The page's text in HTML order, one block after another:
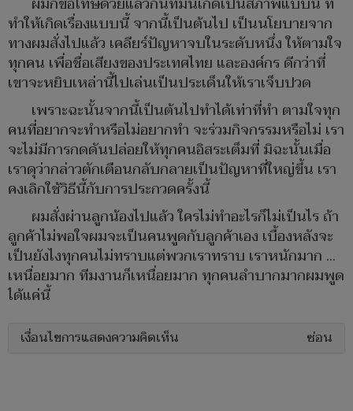
ทำให้เกิดเรื่องแบบนี้ จากนี้เป็นต้นไป เป็นนโยบายจาก
ทางผมสั่งไปแล้ว เคลียร์ปัญหาจบในระดับหนึ่ง ให้ตามใจ
ทุกคน เพื่อชื่อเสียงของประเทศไทย และองค์กร ดีกว่าที่
เขาจะหยิบเหล่านี้ไปเล่นเป็นประเด็นให้เราเจ็บปวด
เพราะฉะนั้นจากนี้เป็นต้นไปทำได้เท่าที่ทำ ตามใจทุก
คนที่อยากจะทำหรือไม่อยากทำ จะร่วมกิจกรรมหรือไม่ เรา
จะไม่มีการกดดันปล่อยให้ทุกคนอิสระเต็มที่ มิฉะนั้นเมื่อ
เราดุว่ากล่าวตักเตือนกลับกลายเป็นปัญหาที่ใหญ่ขึ้น เรา
คงเลิกใช้วิธีนี้กับการประกวดครั้งนี้
ผมสั่งผ่านลูกน้องไปแล้ว ใครไม่ทำอะไรก็ไม่เป็นไร ถ้า
ลูกค้าไม่พอใจผมจะเป็นคนพูดกับลูกค้าเอง เบื้องหลังจะ
เป็นยังไงทุกคนไม่ทราบแต่พวกเราทราบ เราหนักมาก …
เหนื่อยมาก ทีมงานก็เหนื่อยมาก ทุกคนลำบากมากผมพูด
ได้แค่นี้
เงื่อนไขการแสดงความคิดเห็น ซ่อน